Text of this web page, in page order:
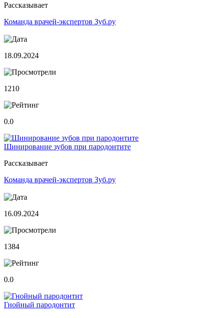
Рассказывает
Команда врачей-экспертов Зуб.ру
18.09.2024
1210
0.0
Шинирование зубов при пародонтите
Рассказывает
Команда врачей-экспертов Зуб.ру
16.09.2024
1384
0.0
Гнойный пародонтит